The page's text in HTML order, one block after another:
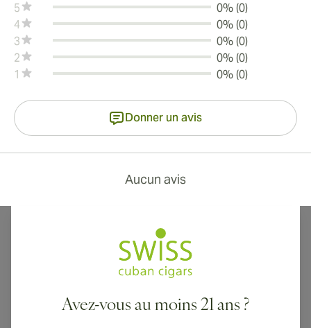
5
0% (0)
4
0% (0)
3
0% (0)
2
0% (0)
1
0% (0)
Donner un avis
Aucun avis
Avez-vous au moins 21 ans ?
Livraison internationale disponible vers le Canada, le Royaume-Uni